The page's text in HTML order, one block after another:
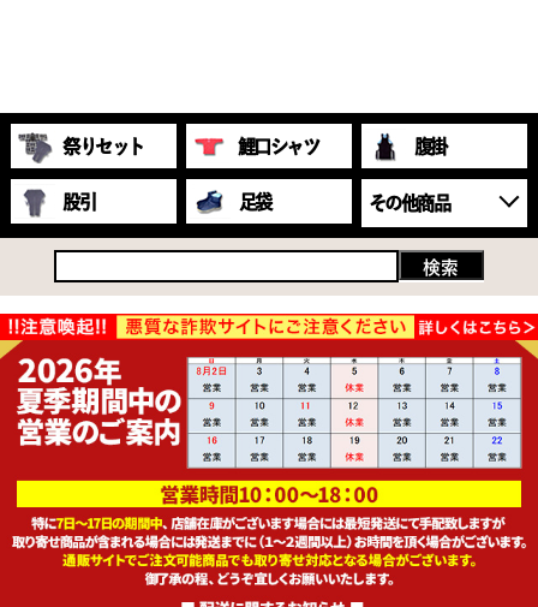
祭りセット 鯉口シャツ 腹掛
股引 足袋 その他商品